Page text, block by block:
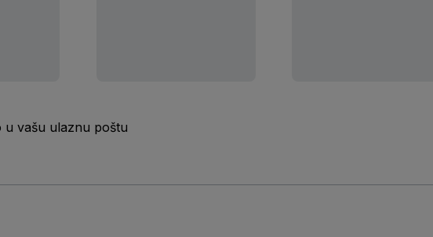
u vašu ulaznu poštu